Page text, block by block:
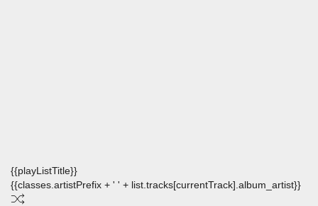
{{playListTitle}}
{{classes.artistPrefix + ' ' + list.tracks[currentTrack].album_artist}}